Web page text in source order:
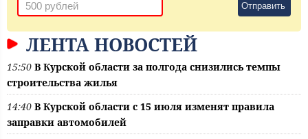
Отправить
ЛЕНТА НОВОСТЕЙ
15:50 В Курской области за полгода снизились темпы
строительства жилья
14:40 В Курской области с 15 июля изменят правила
заправки автомобилей